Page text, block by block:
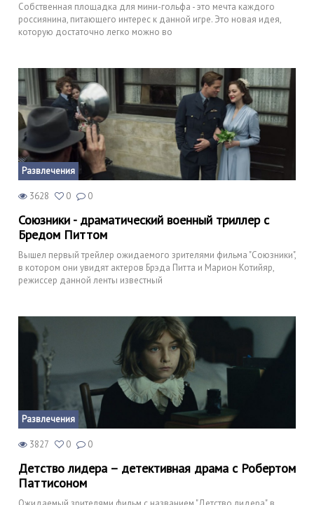
Собственная площадка для мини-гольфа - это мечта каждого
россиянина, питающего интерес к данной игре. Это новая идея,
которую достаточно легко можно во
Развлечения
3628 0 0
Союзники - драматический военный триллер с
Бредом Питтом
Вышел первый трейлер ожидаемого зрителями фильма "Союзники",
в котором они увидят актеров Брэда Питта и Марион Котийяр,
режиссер данной ленты известный
Развлечения
3827 0 0
Детство лидера – детективная драма с Робертом
Паттисоном